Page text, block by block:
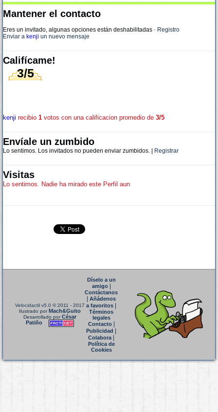
Mantener el contacto
Eres un invitado, algunas opciones están deshabilitadas · Registro
Enviar a kenji un nuevo mensaje
Califícame!
3/5
kenji recibio 1 votos con una calificacion promedio de 3/5
Envíale un zumbido
Lo sentimos. Los invitados no pueden enviar zumbidos. | Registrar
Visitas
Lo sentimos. Nadie ha mirado este Perfil aun
Velocidactil v5.0 © 2011 - 2017
Ilustrado porMach&Guito
Desarrollado porCésar
Patiño
Díselo a un
amigo|
Contáctanos
Añádenos
a favoritos
Términos
legales
Contacto|
Publicidad
Colabora|
Política de
Cookies